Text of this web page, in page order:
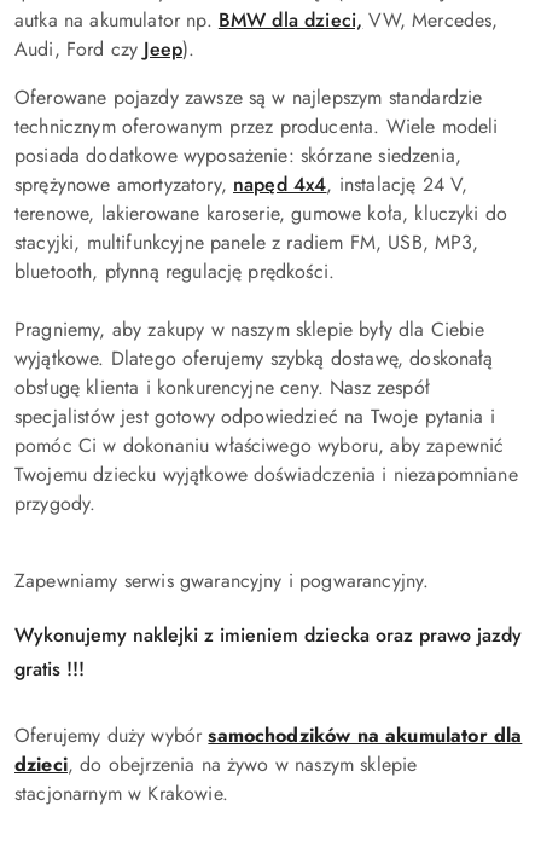
autka na akumulator np. BMW dla dzieci, VW, Mercedes,
Audi, Ford czy Jeep).
Oferowane pojazdy zawsze są w najlepszym standardzie
technicznym oferowanym przez producenta. Wiele modeli
posiada dodatkowe wyposażenie: skórzane siedzenia,
sprężynowe amortyzatory, napęd 4x4, instalację 24 V,
terenowe, lakierowane karoserie, gumowe koła, kluczyki do
stacyjki, multifunkcyjne panele z radiem FM, USB, MP3,
bluetooth, płynną regulację prędkości.
Pragniemy, aby zakupy w naszym sklepie były dla Ciebie
wyjątkowe. Dlatego oferujemy szybką dostawę, doskonałą
obsługę klienta i konkurencyjne ceny. Nasz zespół
specjalistów jest gotowy odpowiedzieć na Twoje pytania i
pomóc Ci w dokonaniu właściwego wyboru, aby zapewnić
Twojemu dziecku wyjątkowe doświadczenia i niezapomniane
przygody.
Zapewniamy serwis gwarancyjny i pogwarancyjny.
Wykonujemy naklejki z imieniem dziecka oraz prawo jazdy
gratis !!!
Oferujemy duży wybórsamochodzików na akumulator dla
dzieci, do obejrzenia na żywo w naszym sklepie
stacjonarnym w Krakowie.